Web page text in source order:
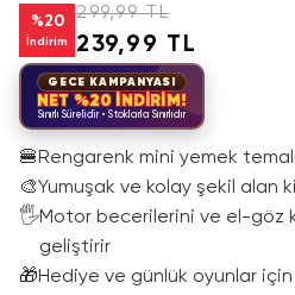
%20
İndirim
299,99 TL
239,99 TL
GECE KAMPANYASI
NET %20 İNDİRİM!
Sınırlı Sürelidir • Stoklarla Sınırlıdır
🍔 Rengarenk mini yemek
🎨Yumuşak ve kolay şekil alan kil
🖐Motor becerilerini ve el-göz
geliştirir
🎁Hediye ve günlük oyunlar için